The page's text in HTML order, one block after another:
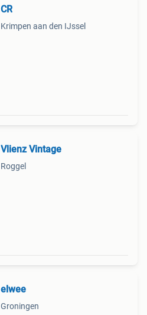
CR
Krimpen aan den IJssel
Vlienz Vintage
Roggel
elwee
Groningen